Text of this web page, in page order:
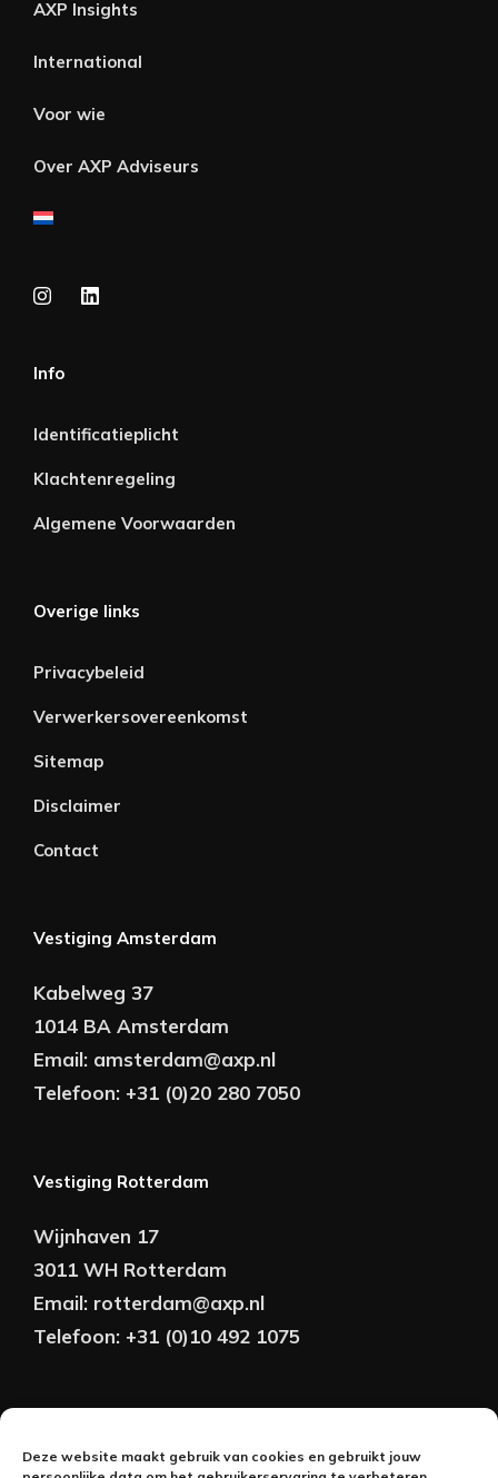
Deze website maakt gebruik van cookies en gebruikt jouw
AXP Insights
International
Voor wie
Over AXP Adviseurs
Info
Identificatieplicht
Klachtenregeling
Algemene Voorwaarden
Overige links
Privacybeleid
Verwerkersovereenkomst
Sitemap
Disclaimer
Contact
Vestiging Amsterdam
Kabelweg 37
1014 BA Amsterdam
Email: amsterdam@axp.nl
Telefoon: +31 (0)20 280 7050
Vestiging Rotterdam
Wijnhaven 17
3011 WH Rotterdam
Email: rotterdam@axp.nl
Telefoon: +31 (0)10 492 1075
Onderhoud: